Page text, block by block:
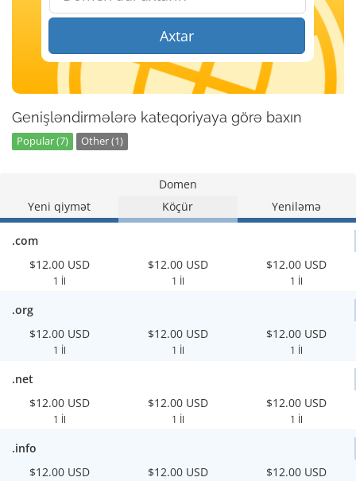
Axtar
Genişləndirmələrə kateqoriyaya görə baxın
Popular (7) Other (1)
Domen
Yeni qiymət
Köçür Yeniləmə
.com
$12.00 USD
1 İl
$12.00 USD
1 İl
$12.00 USD
1 İl
.org
$12.00 USD
1 İl
$12.00 USD
1 İl
$12.00 USD
1 İl
.net
$12.00 USD
1 İl
$12.00 USD
1 İl
$12.00 USD
1 İl
.info
$12.00 USD
$12.00 USD $12.00 USD